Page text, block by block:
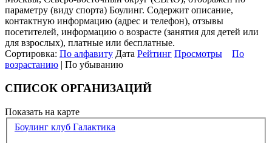
параметру (виду спорта) Боулинг. Содержит описание,
контактную информацию (адрес и телефон), отзывы
посетителей, информацию о возрасте (занятия для детей или
для взрослых), платные или бесплатные.
Сортировка: По алфавиту Дата Рейтинг Просмотры
По
возрастанию | По убыванию
СПИСОК ОРГАНИЗАЦИЙ
Показать на карте
Боулинг клуб Галактика